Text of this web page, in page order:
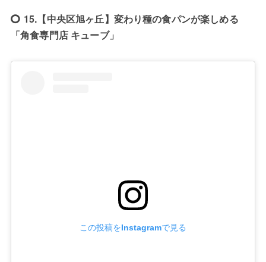
15.【中央区旭ヶ丘】変わり種の食パンが楽しめる
「角食専門店 キューブ」
この投稿をInstagramで見る